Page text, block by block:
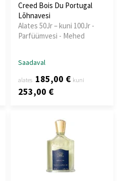
Creed Bois Du Portugal
Lõhnavesi
Alates 50Jr – kuni 100Jr -
Parfüümvesi - Mehed
Saadaval
alates 185,00 € kuni
253,00 €